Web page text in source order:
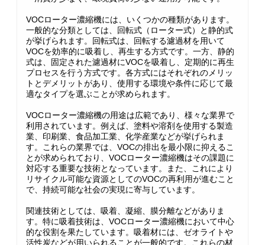
VOCローター濃縮機には、いくつかの種類があります。
一般的な分類としては、回転式（ローター式）と静的式
が挙げられます。回転式は、回転する濾過材を用いて
VOCを効率的に吸着し、再生する方式です。一方、静的
式は、固定された濾過材にVOCを吸着し、定期的に再生
プロセスを行う方式です。各方式にはそれぞれのメリッ
トとデメリットがあり、使用する環境や条件に応じて最
適なタイプを選ぶことが求められます。
VOCローター濃縮機の用途は広範であり、様々な業界で
利用されています。例えば、塗料や溶剤を使用する製造
業、印刷業、食品加工業、化学産業などが挙げられま
す。これらの業界では、VOCの排出を最小限に抑えるこ
とが求められており、VOCローター濃縮機はその課題に
対応する重要な技術となっています。また、これにより
リサイクル可能な資源としてのVOCの再利用が進むこと
で、持続可能な社会の実現に寄与しています。
関連技術としては、吸着、凝縮、膜分離などがありま
す。特に吸着技術は、VOCローター濃縮機において中心
的な役割を果たしています。吸着材には、ゼオライトや
活性炭などが用いられることが一般的です。これらの材